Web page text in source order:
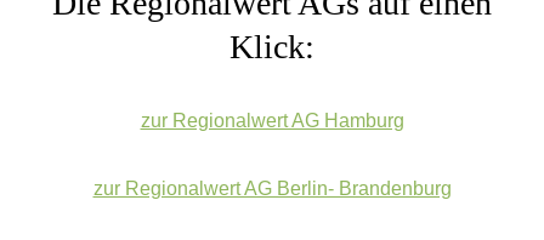
Klick:
zur Regionalwert AG Hamburg
zur Regionalwert AG Berlin- Brandenburg